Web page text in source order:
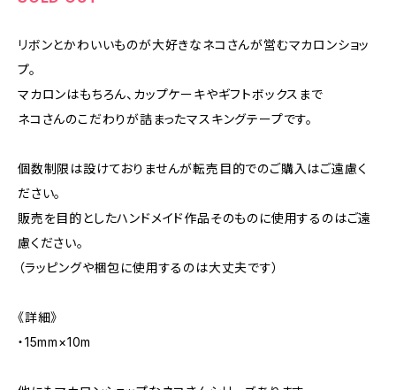
リボンとかわいいものが大好きなネコさんが営むマカロンショッ
プ。
マカロンはもちろん、カップケーキやギフトボックスまで
ネコさんのこだわりが詰まったマスキングテープです。
個数制限は設けておりませんが転売目的でのご購入はご遠慮く
ださい。
販売を目的としたハンドメイド作品そのものに使用するのはご遠
慮ください。
（ラッピングや梱包に使用するのは大丈夫です）
《詳細》
・15mm×10m